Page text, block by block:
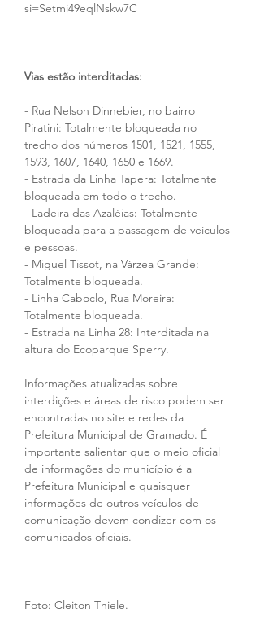
si=Setmi49eqlNskw7C
Vias estão interditadas:
- Rua Nelson Dinnebier, no bairro
Piratini: Totalmente bloqueada no
trecho dos números 1501, 1521, 1555,
1593, 1607, 1640, 1650 e 1669.
- Estrada da Linha Tapera: Totalmente
bloqueada em todo o trecho.
- Ladeira das Azaléias: Totalmente
bloqueada para a passagem de veículos
e pessoas.
- Miguel Tissot, na Várzea Grande:
Totalmente bloqueada.
- Linha Caboclo, Rua Moreira:
Totalmente bloqueada.
- Estrada na Linha 28: Interditada na
altura do Ecoparque Sperry.
Informações atualizadas sobre
interdições e áreas de risco podem ser
encontradas no site e redes da
Prefeitura Municipal de Gramado. É
importante salientar que o meio oficial
de informações do município é a
Prefeitura Municipal e quaisquer
informações de outros veículos de
comunicação devem condizer com os
comunicados oficiais.
Foto: Cleiton Thiele.